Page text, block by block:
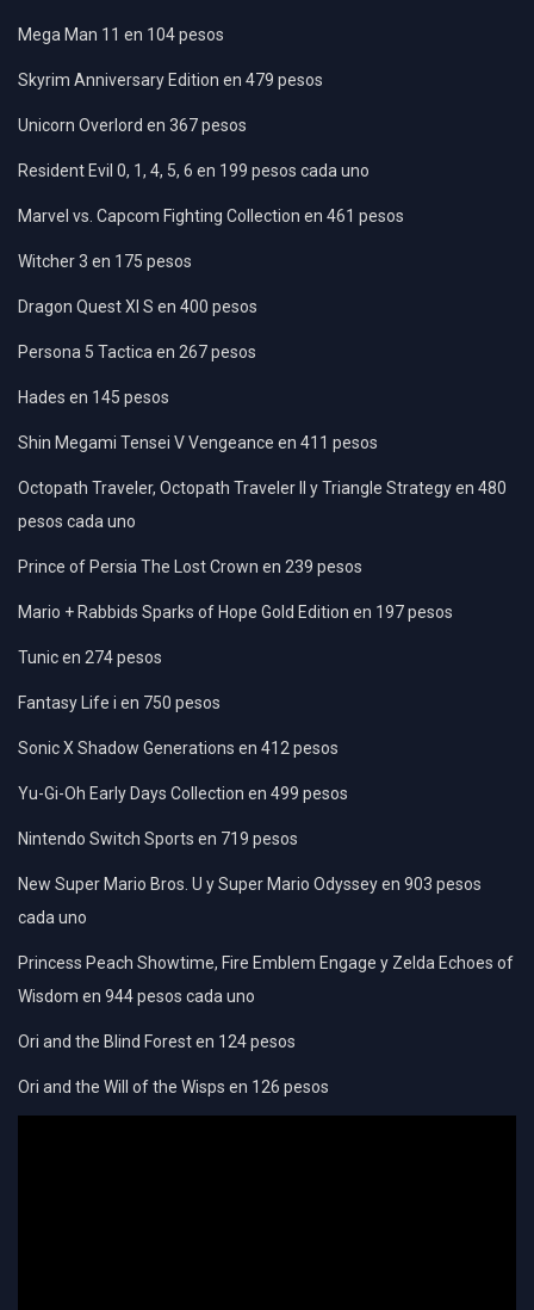
Mega Man 11 en 104 pesos
Skyrim Anniversary Edition en 479 pesos
Unicorn Overlord en 367 pesos
Resident Evil 0, 1, 4, 5, 6 en 199 pesos cada uno
Marvel vs. Capcom Fighting Collection en 461 pesos
Witcher 3 en 175 pesos
Dragon Quest XI S en 400 pesos
Persona 5 Tactica en 267 pesos
Hades en 145 pesos
Shin Megami Tensei V Vengeance en 411 pesos
Octopath Traveler, Octopath Traveler II y Triangle Strategy en 480
pesos cada uno
Prince of Persia The Lost Crown en 239 pesos
Mario + Rabbids Sparks of Hope Gold Edition en 197 pesos
Tunic en 274 pesos
Fantasy Life i en 750 pesos
Sonic X Shadow Generations en 412 pesos
Yu-Gi-Oh Early Days Collection en 499 pesos
Nintendo Switch Sports en 719 pesos
New Super Mario Bros. U y Super Mario Odyssey en 903 pesos
cada uno
Princess Peach Showtime, Fire Emblem Engage y Zelda Echoes of
Wisdom en 944 pesos cada uno
Ori and the Blind Forest en 124 pesos
Ori and the Will of the Wisps en 126 pesos